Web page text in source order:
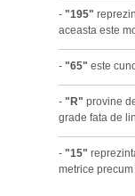
- "195"
aceasta este
- "65" este
- "R" provine
grade fata de
- "15"
metrice